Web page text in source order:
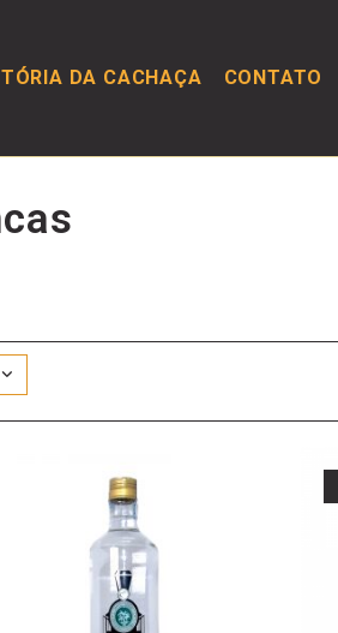
DA CACHAÇA CONTATO